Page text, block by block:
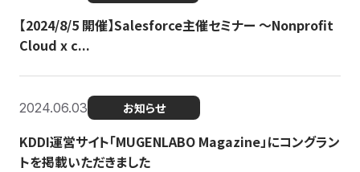
【2024/8/5 開催】Salesforce主催セミナー 〜Nonprofit
Cloud x c...
2024.06.03 お知らせ
KDDI運営サイト「MUGENLABO Magazine」にコングラン
トを掲載いただきました